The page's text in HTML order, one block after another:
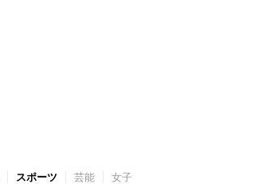
スポーツ 芸能 女子